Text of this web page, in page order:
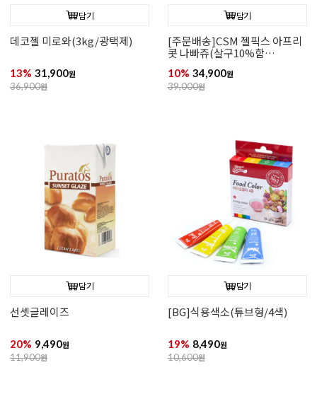
담기
데코젤 미로와(3kg/광택제)
13% 31,900원
36,900원
담기
[주문배송]CSM 젤픽스 아프리
콧 나빠쥬(살구10%함
10% 34,900원
39,000원
담기
선셋글레이즈
20% 9,490원
11,900원
담기
[BG]식용색소(튜브형/4색)
19% 8,490원
10,600원